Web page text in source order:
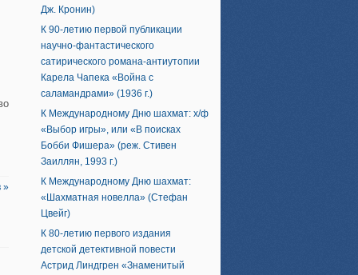
»
Дж. Кронин)
К 90-летию первой публикации
научно-фантастического
сатирического романа-антиутопии
Карела Чапека «Война с
саламандрами» (1936 г.)
К Международному Дню шахмат: х/ф
«Выбор игры», или «В поисках
Бобби Фишера» (реж. Стивен
Заиллян, 1993 г.)
К Международному Дню шахмат:
«Шахматная новелла» (Стефан
Цвейг)
К 80-летию первого издания
детской детективной повести
Астрид Линдгрен «Знаменитый